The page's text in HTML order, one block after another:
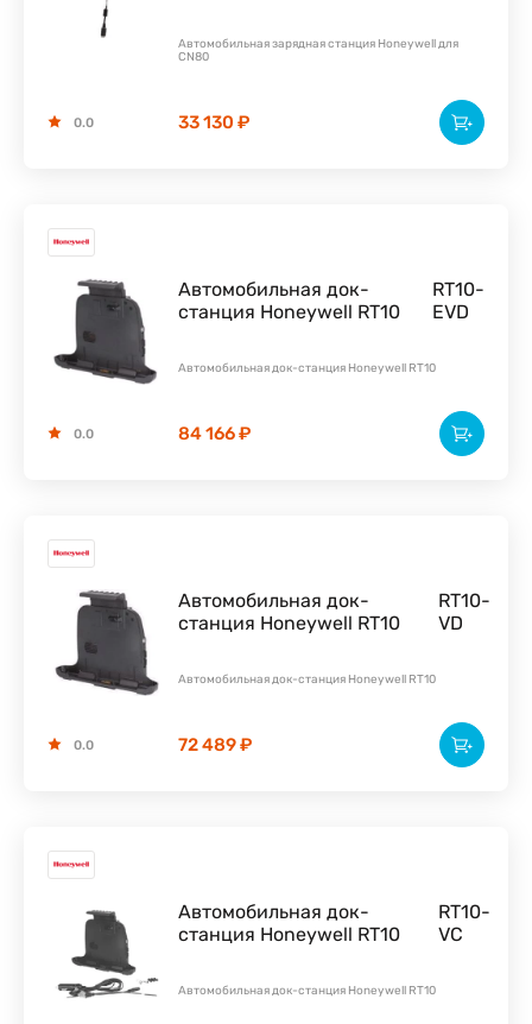
Автомобильная зарядная станция Honeywell для
CN80
33 130 ₽
0.0
Автомобильная док-
станция Honeywell RT10
RT10-
EVD
Автомобильная док-станция Honeywell RT10
84 166 ₽
0.0
Автомобильная док-
станция Honeywell RT10
RT10-
VD
Автомобильная док-станция Honeywell RT10
72 489 ₽
0.0
Автомобильная док-
станция Honeywell RT10
RT10-
VC
Автомобильная док-станция Honeywell RT10